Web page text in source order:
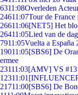
6311:08Overleden
24611:07Tour de
26611:06[NET5] Het
26411:05Lied van de
7911:05Vuelta a España
19011:05[SBS6] De
ermee
23111:03[AMV] VS
12311:01
21711:00[SBS6] De